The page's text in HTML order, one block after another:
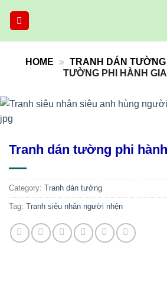
HOME » TRANH DÁN TƯỜNG
TƯỜNG PHI HÀNH
Tranh dán tường phi
Category: Tranh dán tường
Tag: Tranh siêu nhân người nhện